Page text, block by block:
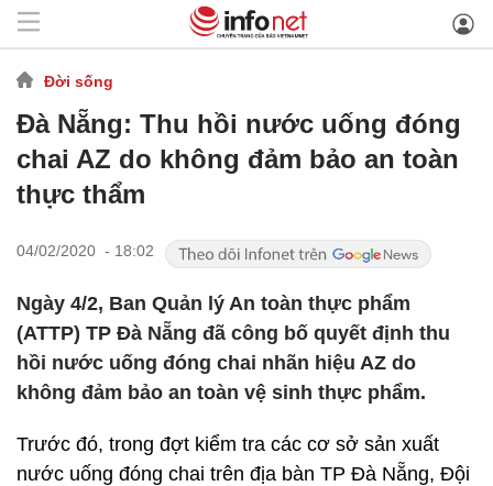
Đời sống
Đà Nẵng: Thu hồi nước uống đóng
chai AZ do không đảm bảo an toàn
thực thẩm
04/02/2020 - 18:02
Ngày 4/2, Ban Quản lý An toàn thực phẩm
(ATTP) TP Đà Nẵng đã công bố quyết định thu
hồi nước uống đóng chai nhãn hiệu AZ do
không đảm bảo an toàn vệ sinh thực phẩm.
Trước đó, trong đợt kiểm tra các cơ sở sản xuất
nước uống đóng chai trên địa bàn TP Đà Nẵng, Đội